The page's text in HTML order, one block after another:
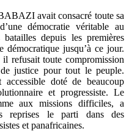
avait consacré toute sa
démocratie véritable au
depuis les premières
jusqu’à ce jour.
refusait toute compromission
justice pour tout le peuple.
doté de beaucoup
et progressiste. Le
aux missions difficiles, a
reprises le parti dans des
et panafricaines.